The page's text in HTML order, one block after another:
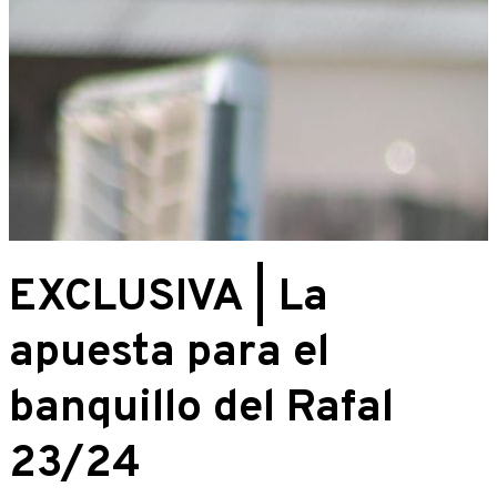
EXCLUSIVA | La
apuesta para el
banquillo del Rafal
23/24